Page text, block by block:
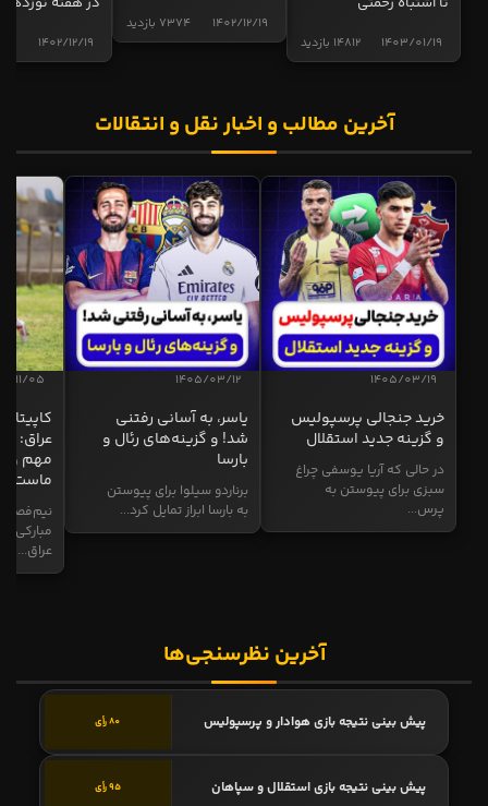
14812 بازدید 1403/01/19
7374 بازدید 1402/12/19
1402/12/19
آخرین مطالب و اخبار نقل و انتقالات
1405/03/19
خرید جنجالی پرسپولیس
و گزینه جدید استقلال
در حالی که آریا یوسفی چراغ
سبزی برای پیوستن به
پرس...
1405/03/12
یاسر، به آسانی رفتنی
شد! و گزینه‌های رئال و
بارسا
برناردو سیلوا برای پیوستن
به بارسا ابراز تمایل کرد...
11/05
عراق:
مهم و
ماست
نیم‌فصل
مبارکی
عراق...
آخرین نظرسنجی‌ها
پیش بینی نتیجه بازی هوادار و پرسپولیس 80 رأی
پیش بینی نتیجه بازی استقلال و سپاهان 95 رأی